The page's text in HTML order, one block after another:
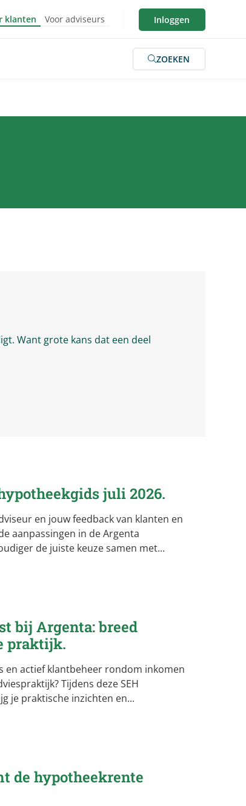
klanten Voor adviseurs Inloggen
ZOEKEN
Want grote kans dat een deel
juli 2026.
en jouw feedback van klanten en
aanpassingen in de Argenta
de juiste keuze samen met...
bij Argenta: breed
praktijk.
en actief klantbeheer rondom inkomen
Tijdens deze SEH
je praktische inzichten en...
de hypotheekrente